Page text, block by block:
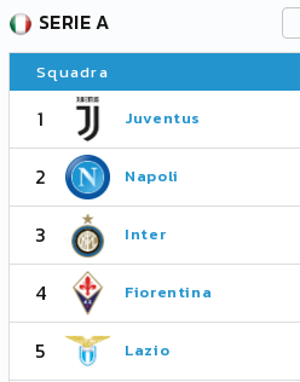
SERIE A
Squadra
1 Juventus
2 Napoli
3 Inter
4 Fiorentina
5 Lazio